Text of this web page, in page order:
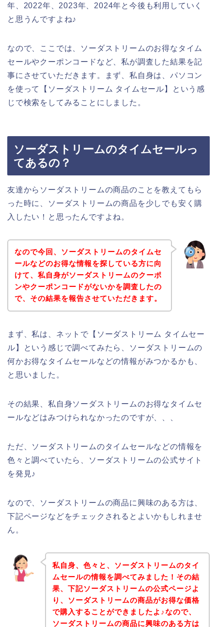
年、2022年、2023年、2024年と今後も利用していく
と思うんですよね♪
なので、ここでは、ソーダストリームのお得なタイム
セールやクーポンコードなど、私が調査した結果を記
事にさせていただきます。まず、私自身は、パソコン
を使って【ソーダストリーム タイムセール】という感
じで検索をしてみることにしました。
ソーダストリームのタイムセールっ
てあるの？
友達からソーダストリームの商品のことを教えてもら
った時に、ソーダストリームの商品を少しでも安く購
入したい！と思ったんですよね。
なので今回、ソーダストリームのタイムセ
ールなどのお得な情報を探している方に向
けて、私自身がソーダストリームのクーポ
ンやクーポンコードがないかを調査したの
で、その結果を報告させていただきます。
まず、私は、ネットで【ソーダストリーム タイムセー
ル】という感じで調べてみたら、ソーダストリームの
何かお得なタイムセールなどの情報がみつかるかも、
と思いました。
その結果、私自身ソーダストリームのお得なタイムセ
ールなどはみつけられなかったのですが、、、
ただ、ソーダストリームのタイムセールなどの情報を
色々と調べていたら、ソーダストリームの公式サイト
を発見♪
なので、ソーダストリームの商品に興味のある方は、
下記ページなどをチェックされるとよいかもしれませ
ん。
私自身、色々と、ソーダストリームのタイ
ムセールの情報を調べてみました！その結
果、下記ソーダストリームの公式ページよ
り、ソーダストリームの商品がお得な価格
で購入することができましたよ♪なので、
ソーダストリームの商品に興味のある方は